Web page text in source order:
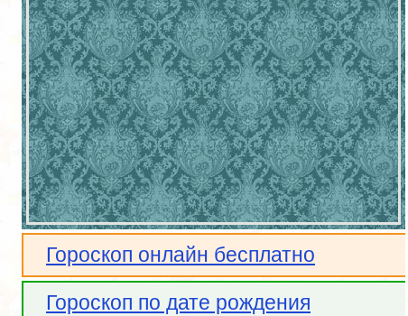
Гороскоп онлайн бесплатно
Гороскоп по дате рождения